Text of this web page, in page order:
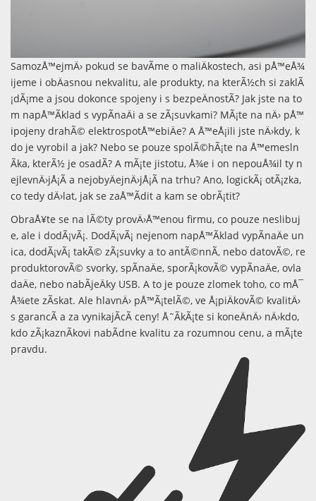
SamozÅ™ejmÄ› pokud se bavÃ­me o maliÄkostech, asi pÅ™eÅ¾
ijeme i obÄasnou nekvalitu, ale produkty, na kterÃ½ch si zaklÃ
¡dÃ¡me a jsou dokonce spojeny i s bezpeÄnostÃ­? Jak jste na to
m napÅ™Ã­klad s vypÃ­naÄi a se zÃ¡suvkami? MÃ¡te na nÄ› pÅ™
ipojeny drahÃ© elektrospotÅ™ebiÄe? A Å™eÅ¡ili jste nÄ›kdy, k
do je vyrobil a jak? Nebo se pouze spolÃ©hÃ¡te na Å™emesln
Ã­ka, kterÃ½ je osadÃ­? A mÃ¡te jistotu, Å¾e i on nepouÅ¾il ty n
ejlevnÄ›jÅ¡Ã­ a nejobyÄejnÄ›jÅ¡Ã­ na trhu? Ano, logickÃ¡ otÃ¡zka,
co tedy dÄ›lat, jak se zaÅ™Ã­dit a kam se obrÃ¡tit?
ObraÅ¥te se na lÃ©ty provÄ›Å™enou firmu, co pouze neslibuj
e, ale i dodÃ¡vÃ¡. DodÃ¡vÃ¡ nejenom napÅ™Ã­klad vypÃ­naÄe un
ica, dodÃ¡vÃ¡ takÃ© zÃ¡suvky a to antÃ©nnÃ­, nebo datovÃ©, re
produktorovÃ© svorky, spÃ­naÄe, sporÃ¡kovÃ© vypÃ­naÄe, ovla
daÄe, nebo nabÃ­jeÄky USB. A to je pouze zlomek toho, co mÅ¯
Å¾ete zÃ­skat. Ale hlavnÄ› pÅ™Ã¡telÃ©, ve Å¡piÄkovÃ© kvalitÄ›
s garancÃ­ a za vynikajÃ­cÃ­ ceny! Å˜Ã­kÃ¡te si koneÄnÄ› nÄ›kdo,
kdo zÃ¡kaznÃ­kovi nabÃ­dne kvalitu za rozumnou cenu, a mÃ¡te
pravdu.